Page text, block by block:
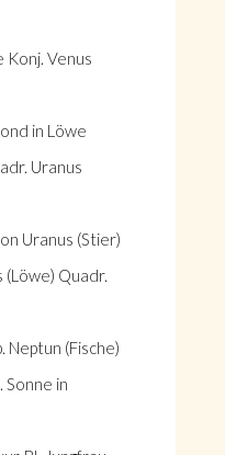
Konj. Venus
in Löwe
Uranus
Uranus (Stier)
(Löwe) Quadr.
Neptun (Fische)
Sonne in